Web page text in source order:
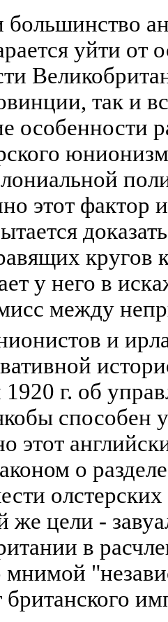
большинство
уйти от
так и
особенности
этот фактор
кругов
у него в
между
и
1920 г. об
способен
этот
о
же цели -
в
мнимой